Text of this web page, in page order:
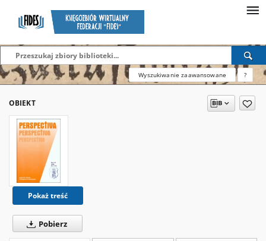
Wyszukiwanie zaawansowane ?
OBIEKT
Pokaż treść
Pobierz